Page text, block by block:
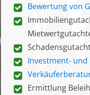
Bewertung von
Investment-
Ermittlung